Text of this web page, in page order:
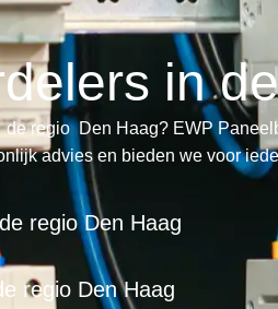
in
regio Den Haag? EWP
advies en bieden we voor
regio Den Haag
regio Den Haag